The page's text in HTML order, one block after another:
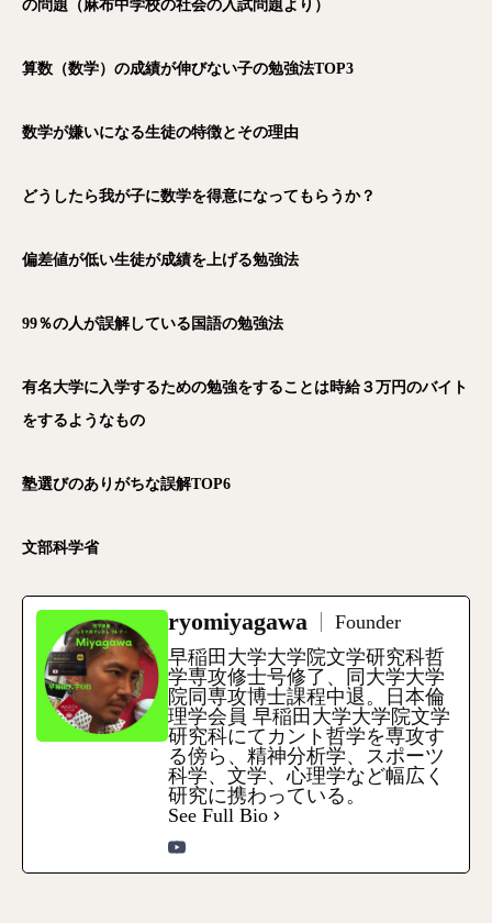
の問題（麻布中学校の社会の入試問題より）
算数（数学）の成績が伸びない子の勉強法TOP3
数学が嫌いになる生徒の特徴とその理由
どうしたら我が子に数学を得意になってもらうか？
偏差値が低い生徒が成績を上げる勉強法
99％の人が誤解している国語の勉強法
有名大学に入学するための勉強をすることは時給３万円のバイト
をするようなもの
塾選びのありがちな誤解TOP6
文部科学省
ryomiyagawa
Founder
早稲田大学大学院文学研究科哲
学専攻修士号修了、同大学大学
院同専攻博士課程中退。日本倫
理学会員 早稲田大学大学院文学
研究科にてカント哲学を専攻す
る傍ら、精神分析学、スポーツ
科学、文学、心理学など幅広く
研究に携わっている。
See Full Bio